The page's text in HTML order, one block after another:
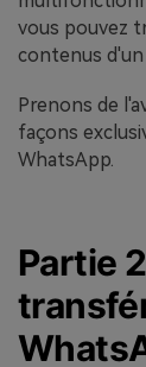
vous pouvez
contenus
Prenons de
façons
WhatsApp.
Partie